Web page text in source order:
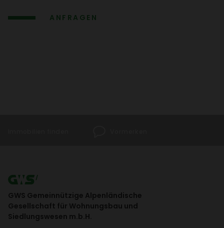
ANFRAGEN
GWS Gemeinnützige Alpenländische
Gesellschaft für Wohnungsbau und
Siedlungswesen m.b.H.